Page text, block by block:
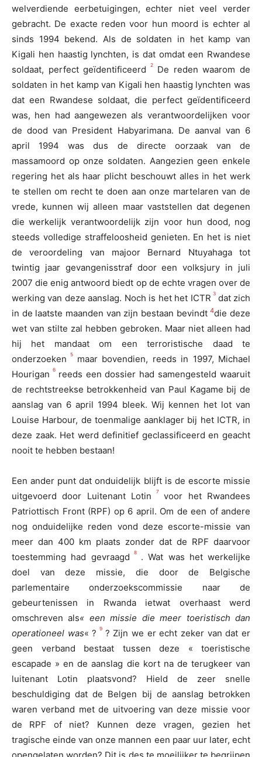
welverdiende eerbetuigingen, echter niet veel verder
gebracht. De exacte reden voor hun moord is echter al
sinds 1994 bekend. Als de soldaten in het kamp van
Kigali hen haastig lynchten, is dat omdat een Rwandese
soldaat, perfect geïdentificeerd
2
De reden waarom de
soldaten in het kamp van Kigali hen haastig lynchten was
dat een Rwandese soldaat, die perfect geïdentificeerd
was, hen had aangewezen als verantwoordelijken voor
de dood van President Habyarimana. De aanval van 6
april 1994 was dus de directe oorzaak van de
massamoord op onze soldaten. Aangezien geen enkele
regering het als haar plicht beschouwt alles in het werk
te stellen om recht te doen aan onze martelaren van de
vrede, kunnen wij alleen maar vaststellen dat degenen
die werkelijk verantwoordelijk zijn voor hun dood, nog
steeds volledige straffeloosheid genieten. En het is niet
de veroordeling van majoor Bernard Ntuyahaga tot
twintig jaar gevangenisstraf door een volksjury in juli
2007 die enig antwoord biedt op de echte vragen over de
werking van deze aanslag. Noch is het het ICTR 3 dat zich
in de laatste maanden van zijn bestaan bevindt 4die deze
wet van stilte zal hebben gebroken. Maar niet alleen had
hij het mandaat om een terroristische daad te
onderzoeken
5
maar bovendien, reeds in 1997, Michael
Hourigan 6
reeds een dossier had samengesteld waaruit
de rechtstreekse betrokkenheid van Paul Kagame bij de
aanslag van 6 april 1994 bleek. Wij kennen het lot van
Louise Harbour, de toenmalige aanklager bij het ICTR, in
deze zaak. Het werd definitief geclassificeerd en geacht
nooit te hebben bestaan!
Een ander punt dat onduidelijk blijft is de escorte missie
uitgevoerd door Luitenant Lotin
7
voor het Rwandees
Patriottisch Front (RPF) op 6 april. Om de een of andere
nog onduidelijke reden vond deze escorte-missie van
meer dan 400 km plaats zonder dat de RPF daarvoor
toestemming had gevraagd
8
. Wat was het werkelijke
doel van deze missie, die door de Belgische
parlementaire onderzoekscommissie naar de
gebeurtenissen in Rwanda ietwat overhaast werd
omschreven als« een missie die meer toeristisch dan
operationeel was« ? 9 ? Zijn we er echt zeker van dat er
geen verband bestaat tussen deze « toeristische
escapade » en de aanslag die kort na de terugkeer van
luitenant Lotin plaatsvond? Hield de zeer snelle
beschuldiging dat de Belgen bij de aanslag betrokken
waren verband met de uitvoering van deze missie voor
de RPF of niet? Kunnen deze vragen, gezien het
tragische einde van onze mannen een paar uur later, echt